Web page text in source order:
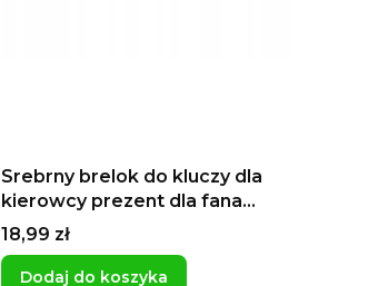
Srebrny brelok do kluczy dla
kierowcy prezent dla fana
formuły 1 wyścigów prezent dla
chłopca dla chłopaków z klasy
Cena
18,99 zł
Dodaj do koszyka